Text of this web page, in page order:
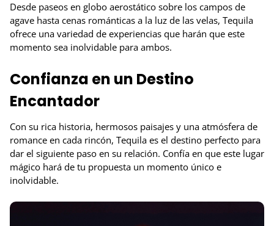
Desde paseos en globo aerostático sobre los campos de
agave hasta cenas románticas a la luz de las velas, Tequila
ofrece una variedad de experiencias que harán que este
momento sea inolvidable para ambos.
Confianza en un Destino
Encantador
Con su rica historia, hermosos paisajes y una atmósfera de
romance en cada rincón, Tequila es el destino perfecto para
dar el siguiente paso en su relación. Confía en que este lugar
mágico hará de tu propuesta un momento único e
inolvidable.